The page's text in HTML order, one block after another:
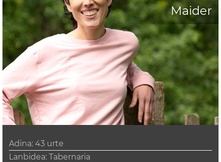
Maider
Adina: 43 urte
Lanbidea: Tabernaria